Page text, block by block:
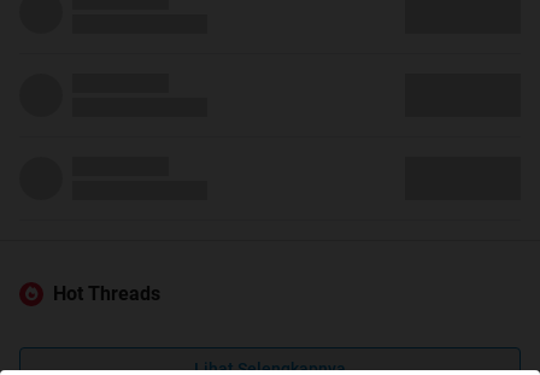
Hot Threads
Lihat Selengkapnya